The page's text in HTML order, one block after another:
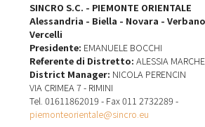
SINCRO S.C. - PIEMONTE ORIENTALE
Alessandria - Biella - Novara -
Vercelli
Presidente: EMANUELE BOCCHI
Referente di Distretto:ALESSIA
District Manager: NICOLA PERENCIN
VIA CRIMEA 7 - RIMINI
Tel. 01611862019 - Fax 011 2732289 -
piemonteorientale@sincro.eu